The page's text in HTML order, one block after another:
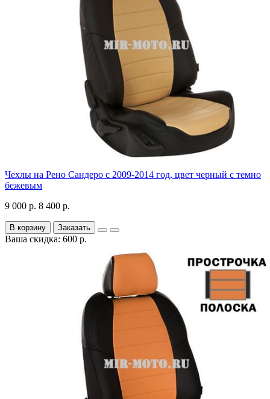
Чехлы на Рено Сандеро с 2009-2014 год, цвет черный с темно
бежевым
9 000 р. 8 400 р.
В корзину Заказать
Ваша скидка: 600 р.